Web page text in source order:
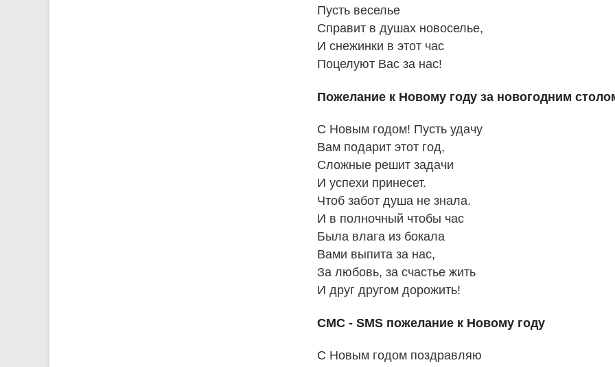
Пусть веселье
Справит в душах новоселье,
И снежинки в этот час
Поцелуют Вас за нас!
Пожелание к Новому году за новогодним
С Новым годом! Пусть удачу
Вам подарит этот год,
Сложные решит задачи
И успехи принесет.
Чтоб забот душа не знала.
И в полночный чтобы час
Была влага из бокала
Вами выпита за нас,
За любовь, за счастье жить
И друг другом дорожить!
СМС - SMS пожелание к Новому году
С Новым годом поздравляю